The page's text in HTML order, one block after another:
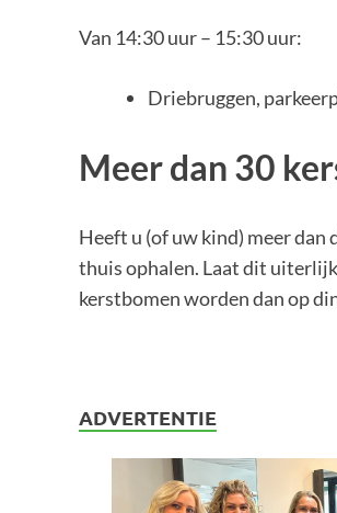
Van 14:30 uur – 15:30 uur:
Driebruggen,
Meer dan 30
Heeft u (of uw kind) meer dan
thuis ophalen. Laat dit
kerstbomen worden dan op
ADVERTENTIE